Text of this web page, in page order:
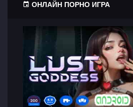
ОНЛАЙН ПОРНО ИГРА